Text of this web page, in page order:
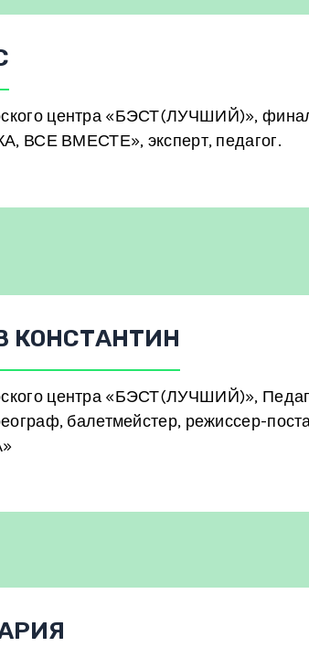
центра «БЭСТ(ЛУЧШИЙ)»,
ВСЕ ВМЕСТЕ», эксперт, педагог.
КОНСТАНТИН
центра «БЭСТ(ЛУЧШИЙ)»,
балетмейстер, режиссер-